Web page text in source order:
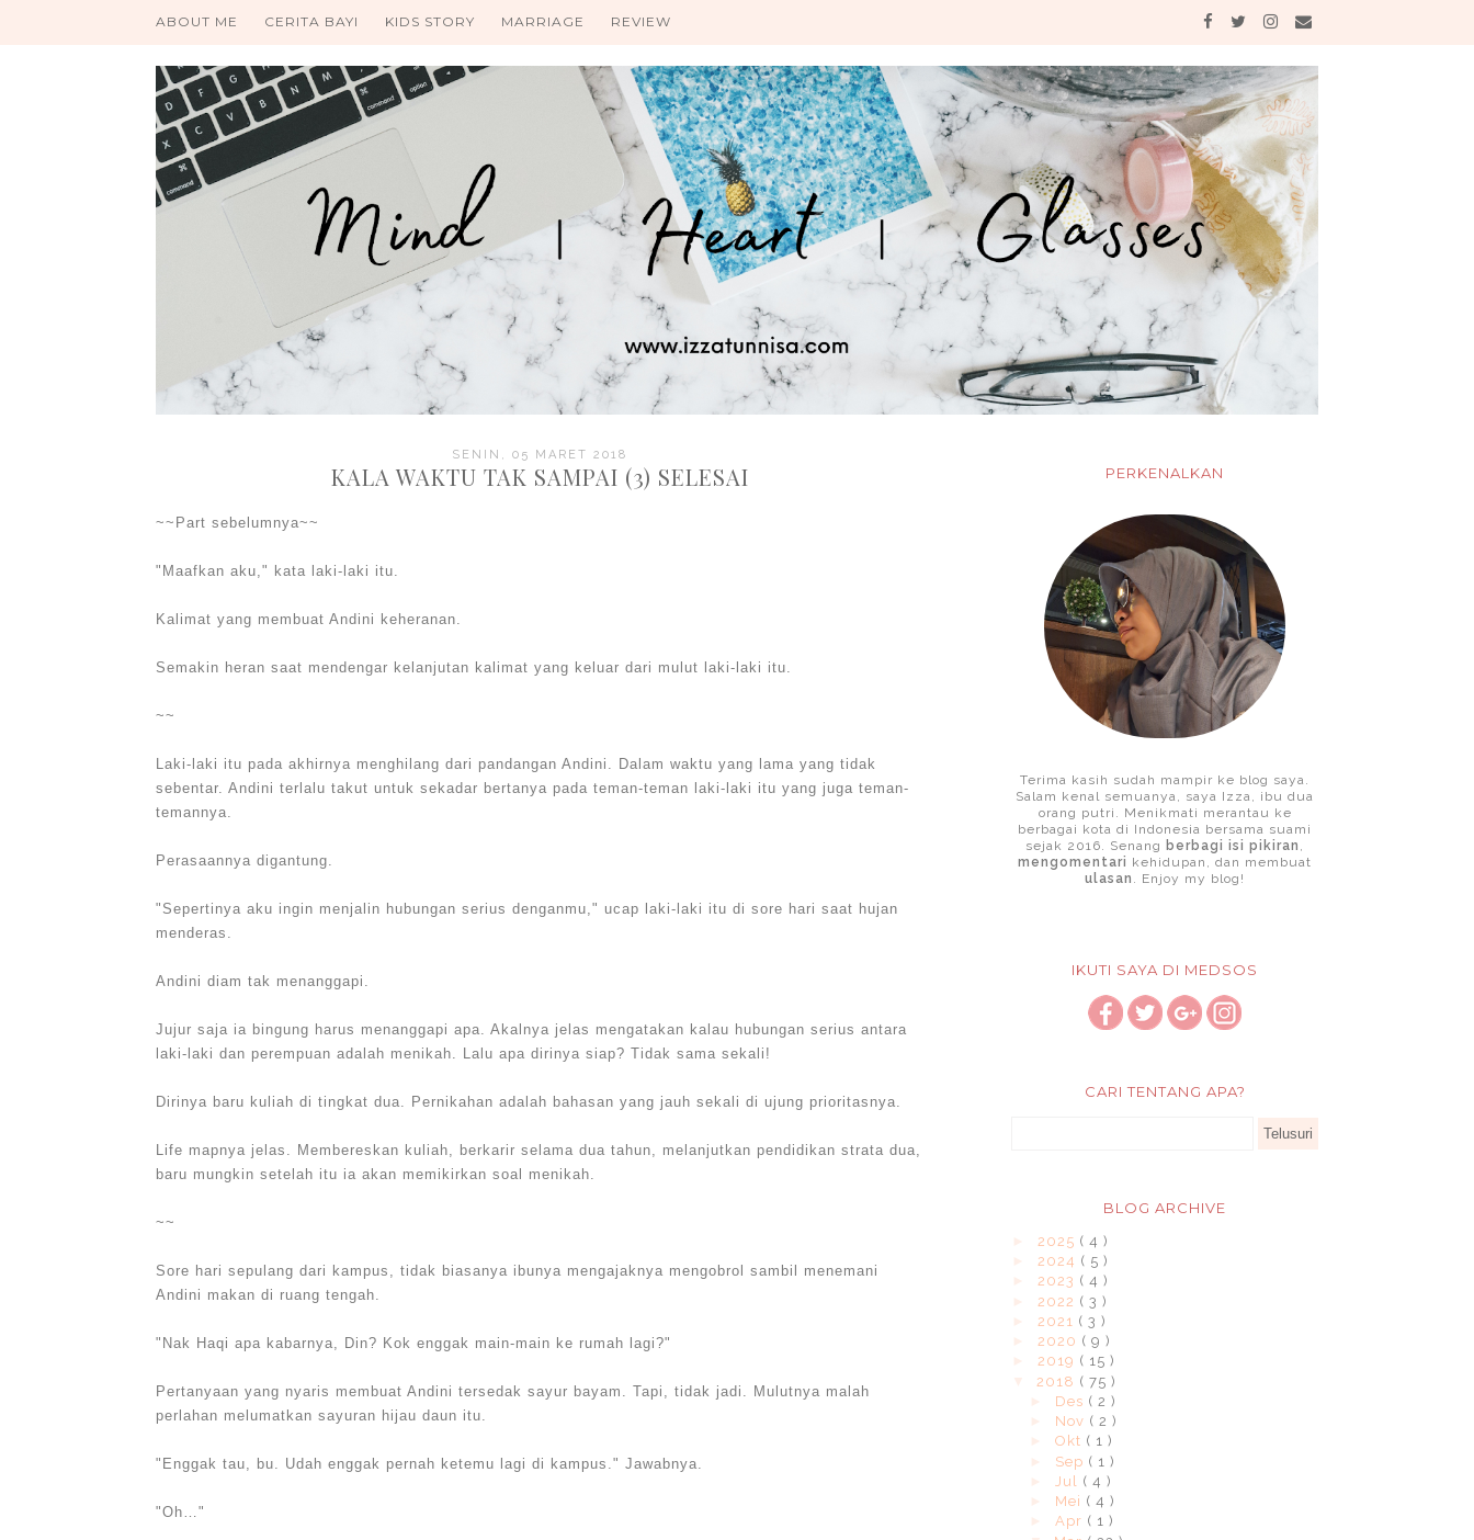
ABOUT ME CERITA BAYI KIDS STORY MARRIAGE REVIEW
SENIN, 05 MARET 2018
KALA WAKTU TAK SAMPAI (3) SELESAI
~~Part sebelumnya~~
"Maafkan aku," kata laki-laki itu.
Kalimat yang membuat Andini keheranan.
Semakin heran saat mendengar kelanjutan kalimat yang keluar dari mulut laki-laki itu.
~~
Laki-laki itu pada akhirnya menghilang dari pandangan Andini. Dalam waktu yang lama yang tidak
sebentar. Andini terlalu takut untuk sekadar bertanya pada teman-teman laki-laki itu yang juga teman-
temannya.
Perasaannya digantung.
"Sepertinya aku ingin menjalin hubungan serius denganmu," ucap laki-laki itu di sore hari saat hujan
menderas.
Andini diam tak menanggapi.
Jujur saja ia bingung harus menanggapi apa. Akalnya jelas mengatakan kalau hubungan serius antara
laki-laki dan perempuan adalah menikah. Lalu apa dirinya siap? Tidak sama sekali!
Dirinya baru kuliah di tingkat dua. Pernikahan adalah bahasan yang jauh sekali di ujung prioritasnya.
Life mapnya jelas. Membereskan kuliah, berkarir selama dua tahun, melanjutkan pendidikan strata dua,
baru mungkin setelah itu ia akan memikirkan soal menikah.
~~
Sore hari sepulang dari kampus, tidak biasanya ibunya mengajaknya mengobrol sambil menemani
Andini makan di ruang tengah.
"Nak Haqi apa kabarnya, Din? Kok enggak main-main ke rumah lagi?"
Pertanyaan yang nyaris membuat Andini tersedak sayur bayam. Tapi, tidak jadi. Mulutnya malah
perlahan melumatkan sayuran hijau daun itu.
"Enggak tau, bu. Udah enggak pernah ketemu lagi di kampus." Jawabnya.
"Oh…"
PERKENALKAN
Terima kasih sudah mampir ke blog saya.
Salam kenal semuanya, saya Izza, ibu dua
orang putri. Menikmati merantau ke
berbagai kota di Indonesia bersama suami
sejak 2016. Senang berbagi isi pikiran ,
mengomentari kehidupan, dan membuat
ulasan . Enjoy my blog!
IKUTI SAYA DI MEDSOS
CARI TENTANG APA?
BLOG ARCHIVE
2025 ( 4 )
2024 ( 5 )
2023 ( 4 )
2022 ( 3 )
2021 ( 3 )
2020 ( 9 )
2019 ( 15 )
2018 ( 75 )
Des ( 2 )
Nov ( 2 )
Okt ( 1 )
Sep ( 1 )
Jul ( 4 )
Mei ( 4 )
Apr ( 1 )